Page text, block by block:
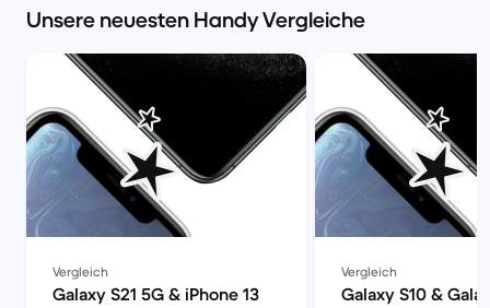
Unsere neuesten Handy Vergleiche
Vergleich
Galaxy S21 5G & iPhone 13
Vergleich
Galaxy S10 &